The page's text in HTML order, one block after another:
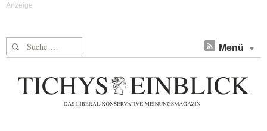
Suche nach: Menü